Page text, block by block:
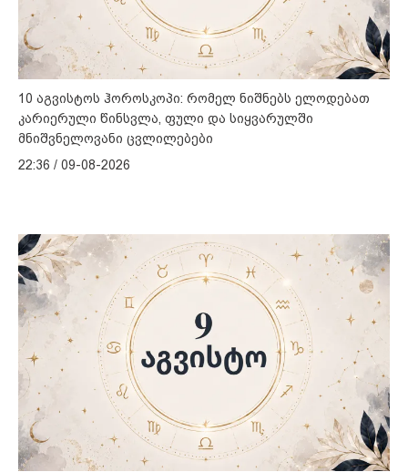
10 აგვისტოს ჰოროსკოპი: რომელ ნიშნებს ელოდებათ
კარიერული წინსვლა, ფული და სიყვარულში
მნიშვნელოვანი ცვლილებები
22:36 / 09-08-2026